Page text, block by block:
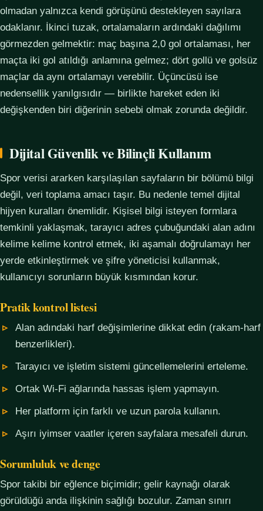
olmadan yalnızca kendi görüşünü destekleyen sayılara
odaklanır. İkinci tuzak, ortalamaların ardındaki dağılımı
görmezden gelmektir: maç başına 2,0 gol ortalaması, her
maçta iki gol atıldığı anlamına gelmez; dört gollü ve golsüz
maçlar da aynı ortalamayı verebilir. Üçüncüsü ise
nedensellik yanılgısıdır — birlikte hareket eden iki
değişkenden biri diğerinin sebebi olmak zorunda değildir.
Dijital Güvenlik ve Bilinçli Kullanım
Spor verisi ararken karşılaşılan sayfaların bir bölümü bilgi
değil, veri toplama amacı taşır. Bu nedenle temel dijital
hijyen kuralları önemlidir. Kişisel bilgi isteyen formlara
temkinli yaklaşmak, tarayıcı adres çubuğundaki alan adını
kelime kelime kontrol etmek, iki aşamalı doğrulamayı her
yerde etkinleştirmek ve şifre yöneticisi kullanmak,
kullanıcıyı sorunların büyük kısmından korur.
Pratik kontrol listesi
Alan adındaki harf değişimlerine dikkat edin (rakam-harf
benzerlikleri).
Tarayıcı ve işletim sistemi güncellemelerini erteleme.
Ortak Wi-Fi ağlarında hassas işlem yapmayın.
Her platform için farklı ve uzun parola kullanın.
Aşırı iyimser vaatler içeren sayfalara mesafeli durun.
Sorumluluk ve denge
Spor takibi bir eğlence biçimidir; gelir kaynağı olarak
görüldüğü anda ilişkinin sağlığı bozulur. Zaman sınırı